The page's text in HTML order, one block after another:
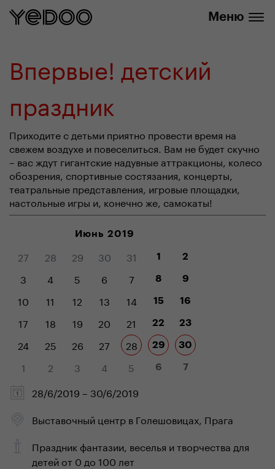
Меню
Впервые! детский
праздник
Приходите с детьми приятно провести время на
свежем воздухе и повеселиться. Вам не будет скучно
– вас ждут гигантские надувные аттракционы, колесо
обозрения, спортивные состязания, концерты,
театральные представления, игровые площадки,
настольные игры и, конечно же, самокаты!
Июнь 2019
27 28 29 30 31 1 2
3 4 5 6 7 8 9
10 11 12 13 14 15 16
17 18 19 20 21 22 23
24 25 26 27 28 29 30
1 2 3 4 5 6 7
28/6/2019 – 30/6/2019
Выставочный центр в Голешовицах, Прага
Праздник фантазии, веселья и творчества для
детей от 0 до 100 лет